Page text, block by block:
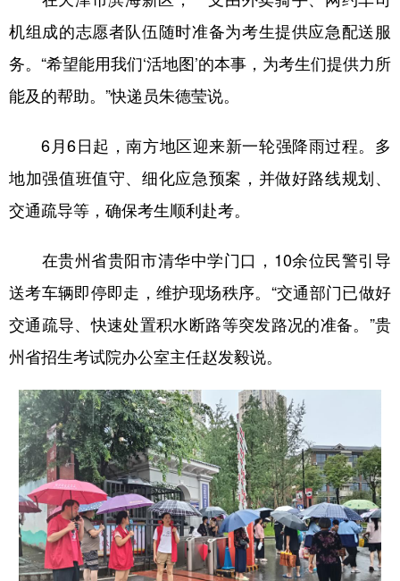
机组成的志愿者队伍随时准备为考生提供应急配送服
务。“希望能用我们‘活地图’的本事，为考生们提供力所
能及的帮助。”快递员朱德莹说。
6月6日起，南方地区迎来新一轮强降雨过程。多
地加强值班值守、细化应急预案，并做好路线规划、
交通疏导等，确保考生顺利赴考。
在贵州省贵阳市清华中学门口，10余位民警引导
送考车辆即停即走，维护现场秩序。“交通部门已做好
交通疏导、快速处置积水断路等突发路况的准备。”贵
州省招生考试院办公室主任赵发毅说。